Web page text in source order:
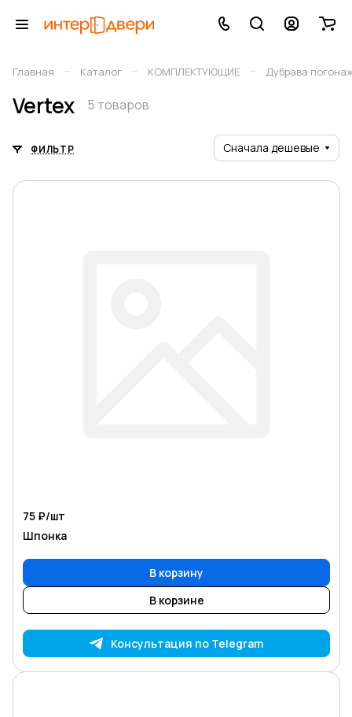
Главная – Каталог – КОМПЛЕКТУЮЩИЕ – Дубрава
Vertex 5 товаров
ФИЛЬТР Сначала дешевые
75 ₽/шт
Шпонка
В корзину
В корзине
Консультация по Telegram